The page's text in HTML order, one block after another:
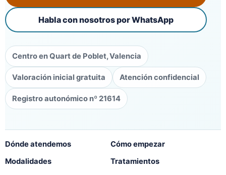
Habla con nosotros por WhatsApp
Centro en Quart de Poblet, Valencia
Valoración inicial gratuita Atención confidencial
Registro autonómico nº 21614
Dónde atendemos
Cómo empezar
Modalidades
Tratamientos